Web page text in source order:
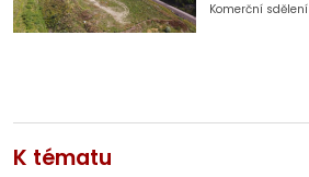
Komerční sdělení
K tématu